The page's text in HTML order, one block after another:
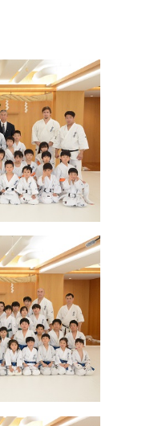
概要
盟について
知らせ
知らせ
護者の方へ